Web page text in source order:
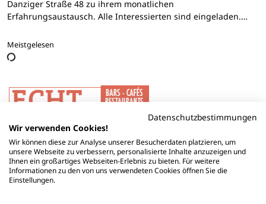
Danziger Straße 48 zu ihrem monatlichen
Erfahrungsaustausch. Alle Interessierten sind eingeladen.…
Meistgelesen
Datenschutzbestimmungen
Wir verwenden Cookies!
Wir können diese zur Analyse unserer Besucherdaten platzieren, um
unsere Webseite zu verbessern, personalisierte Inhalte anzuzeigen und
Ihnen ein großartiges Webseiten-Erlebnis zu bieten. Für weitere
Informationen zu den von uns verwendeten Cookies öffnen Sie die
Einstellungen.